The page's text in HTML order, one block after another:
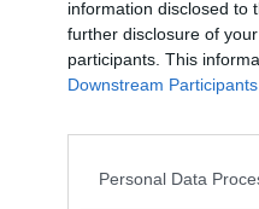
information disclosed to
further disclosure of
participants. This
Downstream Participants
Personal Data
davvero la psicoterapia
e … buona rinascita!
i Take That
del terapeuta è